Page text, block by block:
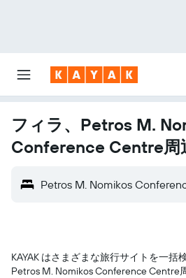
フィラ、Petros M.
Conference Centre周
Petros M. Nomikos
KAYAK はさまざまな旅行サイトを一括
Petros M. Nomikos Conference Centre​